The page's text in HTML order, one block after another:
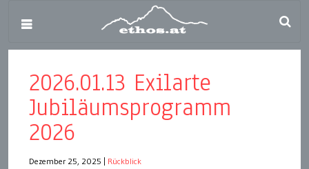
2026.01.13 Exilarte
Jubiläumsprogramm
2026
Dezember 25, 2025 Rückblick